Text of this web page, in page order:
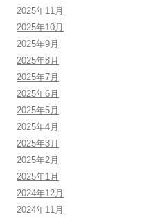
2025年11月
2025年10月
2025年9月
2025年8月
2025年7月
2025年6月
2025年5月
2025年4月
2025年3月
2025年2月
2025年1月
2024年12月
2024年11月